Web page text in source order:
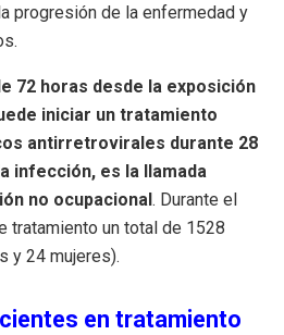
progresión de la enfermedad y
72 horas desde la exposición
iniciar un tratamiento
antirretrovirales durante 28
infección, es la llamada
no ocupacional. Durante el
tratamiento un total de 1528
y 24 mujeres).
en tratamiento